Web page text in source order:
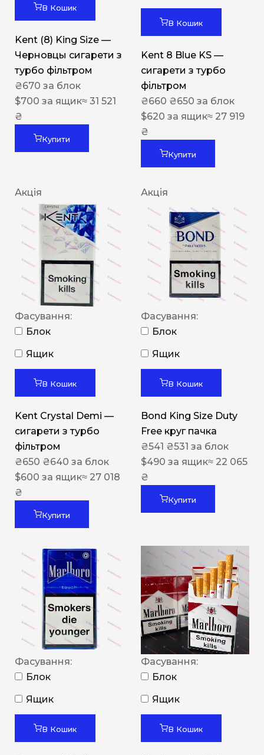
В Кошик
Kent (8) King Size —
Черновцы сигарети з
турбо фільтром
₴670 за блок
$700 за ящик≈ 31 521
₴
Купити
В Кошик
Kent 8 Blue KS —
сигарети з турбо
фільтром
₴660 ₴650 за блок
$620 за ящик≈ 27 919
₴
Купити
Акція
Фасування:
Блок
Ящик
В Кошик
Kent Crystal Demi —
сигарети з турбо
фільтром
₴650 ₴640 за блок
$600 за ящик≈ 27 018
₴
Купити
Акція
Фасування:
Блок
Ящик
В Кошик
Bond King Size Duty
Free круг пачка
₴541 ₴531 за блок
$490 за ящик≈ 22 065
₴
Купити
Фасування:
Блок
Ящик
В Кошик
Фасування:
Блок
Ящик
В Кошик